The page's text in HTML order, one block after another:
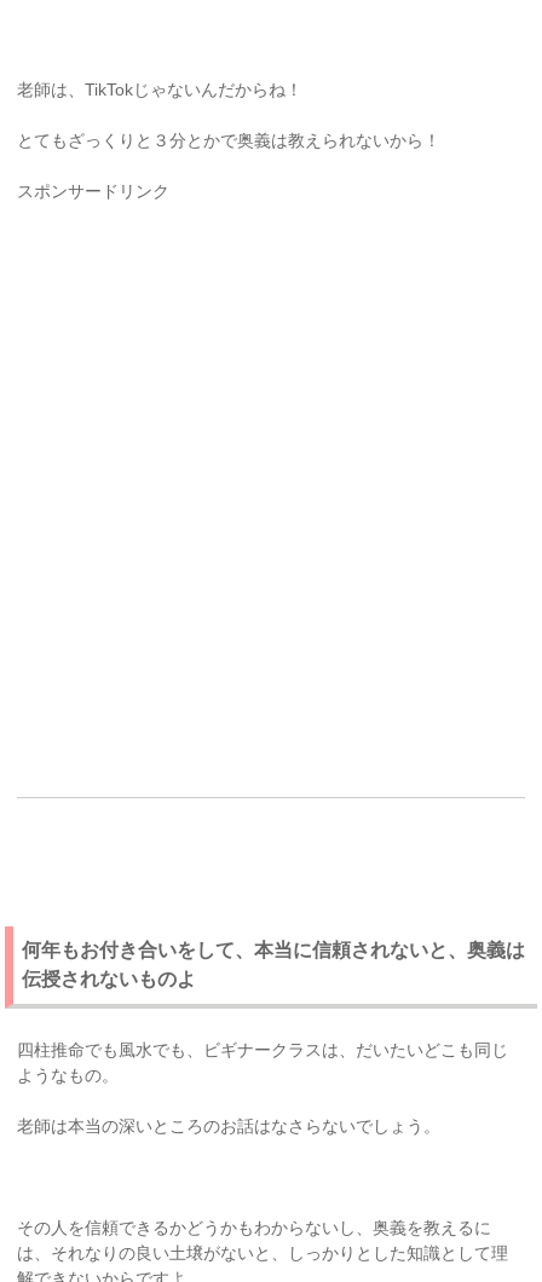
老師は、TikTokじゃないんだからね！
とてもざっくりと３分とかで奥義は教えられないから！
スポンサードリンク
何年もお付き合いをして、本当に信頼されないと、奥義は
伝授されないものよ
四柱推命でも風水でも、ビギナークラスは、だいたいどこも同じ
ようなもの。
老師は本当の深いところのお話はなさらないでしょう。
その人を信頼できるかどうかもわからないし、奥義を教えるに
は、それなりの良い土壌がないと、しっかりとした知識として理